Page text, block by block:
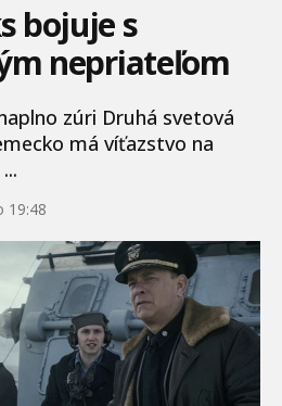
bojuje s
nepriateľom
zúri Druhá svetová
má víťazstvo na
19:48